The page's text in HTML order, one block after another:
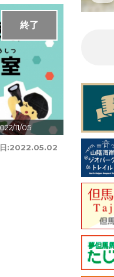
11/05
終了
:2022.05.02